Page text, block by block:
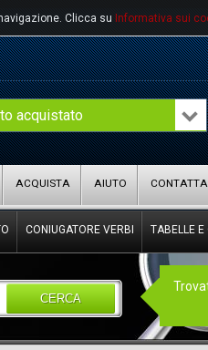
Clicca su Informativa sui
acquistato
ACQUISTA AIUTO
CONIUGATORE VERBI TABELLE
CERCA